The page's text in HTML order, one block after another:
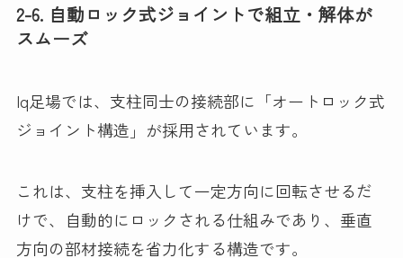
2-6. 自動ロック式ジョイントで組立・解体が
スムーズ
Iq足場では、支柱同士の接続部に「オートロック式
ジョイント構造」が採用されています。
これは、支柱を挿入して一定方向に回転させるだ
けで、自動的にロックされる仕組みであり、垂直
方向の部材接続を省力化する構造です。